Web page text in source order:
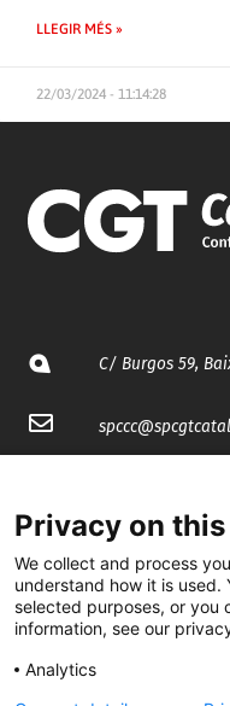
LLEGIR MÉS »
22/03/2024 - 11:14:28
C/ Burgos 59,
spccc@
@CGTCatalunya
cgtcatalunya
Privacy on
We collect and process
understand how it is used.
selected purposes, or you
information, see our
Analytics